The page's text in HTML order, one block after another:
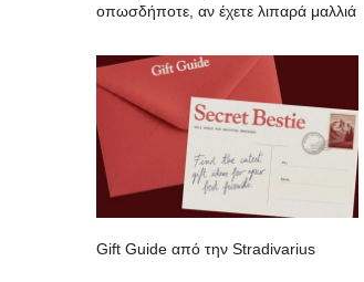
οπωσδήποτε, αν έχετε λιπαρά μαλλιά
Gift Guide από την Stradivarius